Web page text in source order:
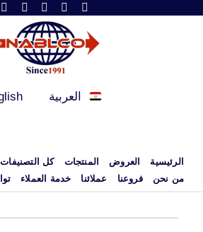
العربية
الرئيسية العروض المنتجات كل التصنيفات
من نحن
فروعنا عملائنا خدمة العملاء